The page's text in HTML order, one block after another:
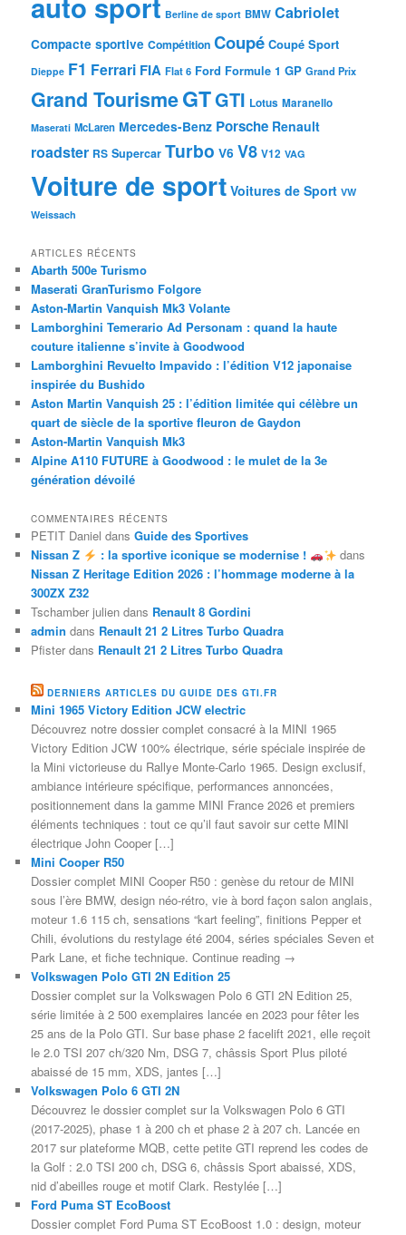
auto sport Berline de sport BMW Cabriolet
Compacte sportive Compétition Coupé Coupé Sport
Dieppe F1 Ferrari FIA Flat 6 Ford Formule 1 GP Grand Prix
Grand TourismeGTGTI Lotus Maranello
Maserati McLaren Mercedes-Benz Porsche Renault
roadster RS Supercar Turbo V6 V8 V12 VAG
Voiture de sport Voitures de Sport VW
Weissach
ARTICLES RÉCENTS
Abarth 500e Turismo
Maserati GranTurismo Folgore
Aston-Martin Vanquish Mk3 Volante
Lamborghini Temerario Ad Personam : quand la haute
couture italienne s’invite à Goodwood
Lamborghini Revuelto Impavido : l’édition V12 japonaise
inspirée du Bushido
Aston Martin Vanquish 25 : l’édition limitée qui célèbre un
quart de siècle de la sportive fleuron de Gaydon
Aston-Martin Vanquish Mk3
Alpine A110 FUTURE à Goodwood : le mulet de la 3e
génération dévoilé
COMMENTAIRES RÉCENTS
PETIT Daniel dansGuide des Sportives
Nissan Z
: la sportive iconique se modernise !
dans
Nissan Z Heritage Edition 2026 : l’hommage moderne à la
300ZX Z32
Tschamber julien dans Renault 8 Gordini
admin dans Renault 21 2 Litres Turbo Quadra
Pfister dans Renault 21 2 Litres Turbo Quadra
DERNIERS ARTICLES DU GUIDE DES GTI.FR
Mini 1965 Victory Edition JCW electric
Découvrez notre dossier complet consacré à la MINI 1965
Victory Edition JCW 100% électrique, série spéciale inspirée de
la Mini victorieuse du Rallye Monte-Carlo 1965. Design exclusif,
ambiance intérieure spécifique, performances annoncées,
positionnement dans la gamme MINI France 2026 et premiers
éléments techniques : tout ce qu’il faut savoir sur cette MINI
électrique John Cooper […]
Mini Cooper R50
Dossier complet MINI Cooper R50 : genèse du retour de MINI
sous l’ère BMW, design néo-rétro, vie à bord façon salon anglais,
moteur 1.6 115 ch, sensations “kart feeling”, finitions Pepper et
Chili, évolutions du restylage été 2004, séries spéciales Seven et
Park Lane, et fiche technique. Continue reading →
Volkswagen Polo GTI 2N Edition 25
Dossier complet sur la Volkswagen Polo 6 GTI 2N Edition 25,
série limitée à 2 500 exemplaires lancée en 2023 pour fêter les
25 ans de la Polo GTI. Sur base phase 2 facelift 2021, elle reçoit
le 2.0 TSI 207 ch/320 Nm, DSG 7, châssis Sport Plus piloté
abaissé de 15 mm, XDS, jantes […]
Volkswagen Polo 6 GTI 2N
Découvrez le dossier complet sur la Volkswagen Polo 6 GTI
(2017-2025), phase 1 à 200 ch et phase 2 à 207 ch. Lancée en
2017 sur plateforme MQB, cette petite GTI reprend les codes de
la Golf : 2.0 TSI 200 ch, DSG 6, châssis Sport abaissé, XDS,
nid d’abeilles rouge et motif Clark. Restylée […]
Ford Puma ST EcoBoost
Dossier complet Ford Puma ST EcoBoost 1.0 : design, moteur